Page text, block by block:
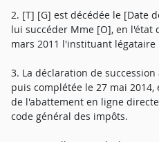
2. [T] [G] est décédée le [Date
lui succéder Mme [O], en
mars 2011 l'instituant légataire
3. La déclaration de
puis complétée le 27 mai
de l'abattement en ligne
code général des impôts.